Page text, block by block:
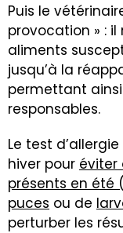
Puis le
provocation » :
aliments
jusqu’à la
permettant
responsables.
Le test
hiver pour éviter
présents en été
puces ou de
perturber les